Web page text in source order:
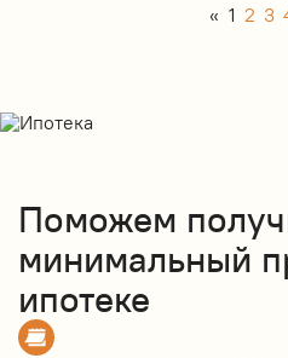
« 1 2 3
Поможем
минимальный
ипотеке